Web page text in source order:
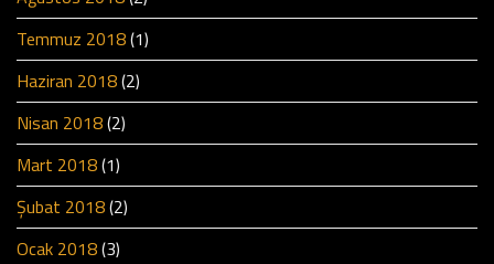
Temmuz 2018(1)
Haziran 2018(2)
Nisan 2018(2)
Mart 2018(1)
Şubat 2018(2)
Ocak 2018(3)